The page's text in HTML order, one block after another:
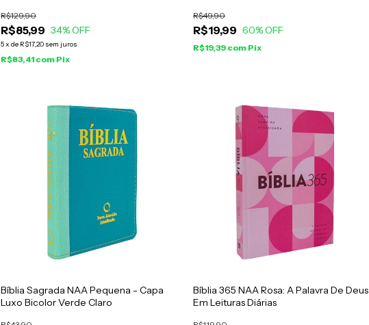
R$85,99
R$129,90
34% OFF
5x de R$17,20 sem juros
R$83,41 com Pix
R$19,99
R$49,90
60% OFF
R$19,39 com Pix
Bíblia Sagrada NAA Pequena - Capa
Luxo Bicolor Verde Claro
Bíblia 365 NAA Rosa: A Palavra De Deus
Em Leituras Diárias